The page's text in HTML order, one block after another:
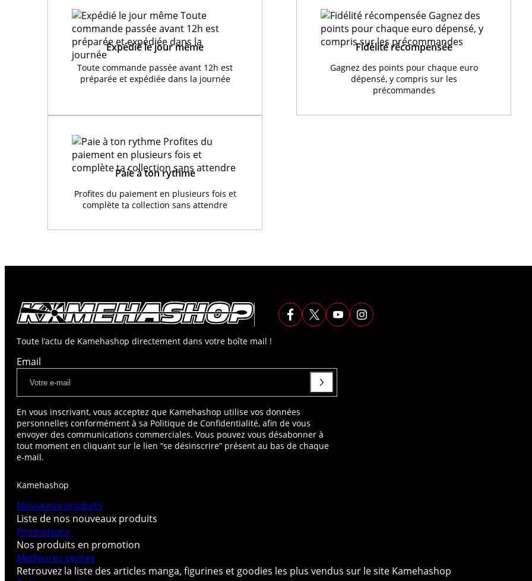
Expédié le jour même
Toute commande passée avant 12h est
préparée et expédiée dans la journée
Fidélité récompensée
Gagnez des points pour chaque euro
dépensé, y compris sur les
précommandes
Paie à ton rythme
Profites du paiement en plusieurs fois et
complète ta collection sans attendre
Toute l’actu de Kamehashop directement dans votre boîte mail !
Email
En vous inscrivant, vous acceptez que Kamehashop utilise vos données
personnelles conformément à sa Politique de Confidentialité, afin de vous
envoyer des communications commerciales. Vous pouvez vous désabonner à
tout moment en cliquant sur le lien “se désinscrire” présent au bas de chaque
e-mail.
Kamehashop
Nouveaux produits
Liste de nos nouveaux produits
Promotions
Nos produits en promotion
Meilleures ventes
Retrouvez la liste des articles manga, figurines et goodies les plus vendus sur le site Kamehashop